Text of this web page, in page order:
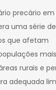
precário em
uma série
que afetam
rurais e
adequada